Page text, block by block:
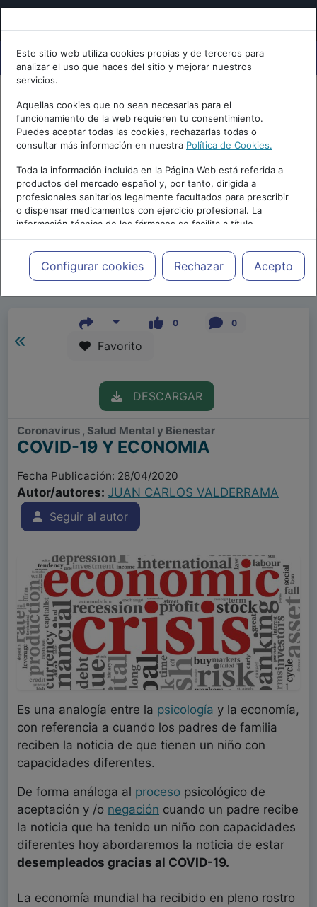
Este sitio web utiliza cookies propias y de terceros para
analizar el uso que haces del sitio y mejorar nuestros
servicios.
Aquellas cookies que no sean necesarias para el
funcionamiento de la web requieren tu consentimiento.
Puedes aceptar todas las cookies, rechazarlas todas o
consultar más información en nuestra Política de Cookies.
Toda la información incluida en la Página Web está referida a
productos del mercado español y, por tanto, dirigida a
profesionales sanitarios legalmente facultados para prescribir
o dispensar medicamentos con ejercicio profesional. La
información técnica de los fármacos se facilita a título
meramente informativo, siendo responsabilidad de los
profesionales facultados prescribir medicamentos y decidir, en
cada caso concreto, el tratamiento más adecuado a las
necesidades del paciente.
Configurar cookies Rechazar Acepto
Repositorio de Artículos |Blogs| Blog de
psiquiatria.com|
0 0
Favorito
DESCARGAR
Coronavirus , Salud Mental y Bienestar
COVID-19 Y ECONOMIA
Fecha Publicación: 28/04/2020
Autor/autores: JUAN CARLOS VALDERRAMA
Seguir al autor
Es una analogía entre la psicología y la economía,
con referencia a cuando los padres de familia
reciben la noticia de que tienen un niño con
capacidades diferentes.
De forma análoga al proceso psicológico de
aceptación y /o negación cuando un padre recibe
la noticia que ha tenido un niño con capacidades
diferentes hoy abordaremos la noticia de estar
desempleados gracias al COVID-19.
La economía mundial ha recibido en pleno rostro